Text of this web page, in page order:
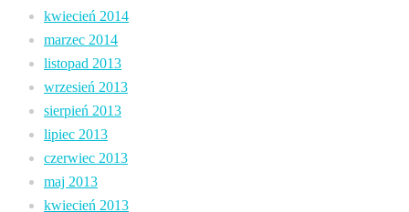
kwiecień 2014
marzec 2014
listopad 2013
wrzesień 2013
sierpień 2013
lipiec 2013
czerwiec 2013
maj 2013
kwiecień 2013